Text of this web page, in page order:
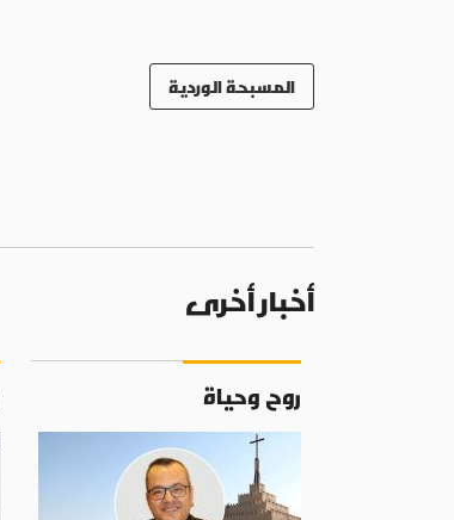
المسبحة الوردية
أخبار أخرى
روح وحياة